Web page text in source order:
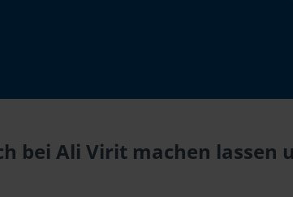
bei Ali Virit machen lassen